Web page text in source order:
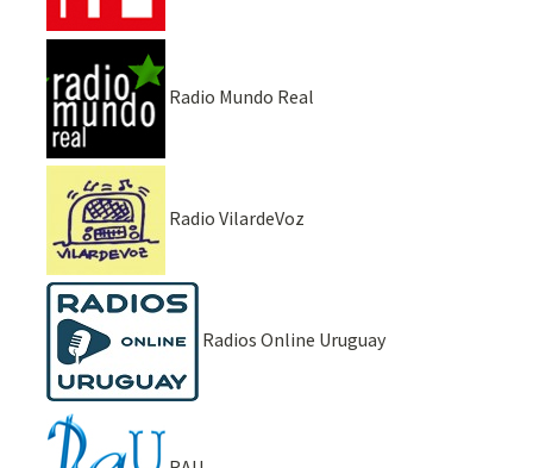
Radio Mundo Real
Radio VilardeVoz
Radios Online Uruguay